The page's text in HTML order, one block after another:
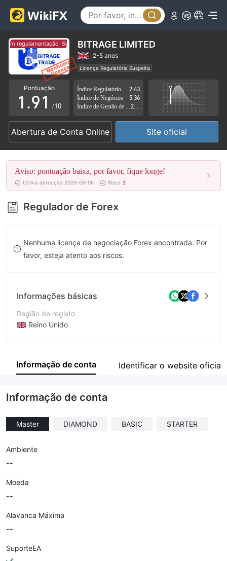
Sem regulamentação Sem regulamentação
BITRAGE LIMITED
2-5 anos
Licença Regulatória Suspeita
Região de negócios suspeita
Risco potencial alto
Pontuação
0
1
2
3
4
5
6
7
8
9
.
5
6
7
8
9
0
1
2
3
4
5
6
7
8
9
/10
Índice Regulatório
2.43
Índice de Negócios
5.36
Abertura de Conta Online Site oficial
Aviso: pontuação baixa, por favor, fique longe!
Última detecção 2026-08-06 Risco 2
Regulador de Forex
Nenhuma licença de negociação Forex encontrada. Por
favor, esteja atento aos riscos.
Informações básicas
Região de registo
Reino Unido
Empresa
Informação de conta Identificar o website oficial
Informação de conta
Master DIAMOND BASIC STARTER
Ambiente
--
Moeda
--
Alavanca Máxima
--
SuporteEA